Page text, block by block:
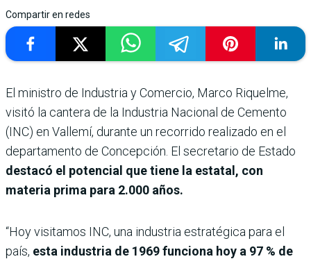
Compartir en redes
El ministro de Industria y Comercio, Marco Riquelme,
visitó la cantera de la Industria Nacional de Cemento
(INC) en Vallemí, durante un recorrido realizado en el
departamento de Concepción. El secretario de Estado
destacó el potencial que tiene la estatal, con
materia prima para 2.000 años.
“Hoy visitamos INC, una industria estratégica para el
país, esta industria de 1969 funciona hoy a 97 % de